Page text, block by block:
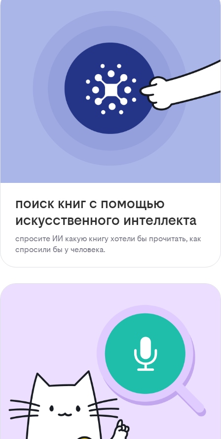
поиск книг с помощью
искусственного интеллекта
спросите ИИ какую книгу хотели бы прочитать, как
спросили бы у человека.